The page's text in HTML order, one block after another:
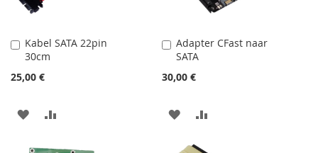
Kabel SATA 22pin
30cm
25,00 €
Lisää
ostoskoriin
LISÄÄ
Adapter CFast naar
SATA
30,00 €
Lisää
ostoskoriin
LISÄÄ